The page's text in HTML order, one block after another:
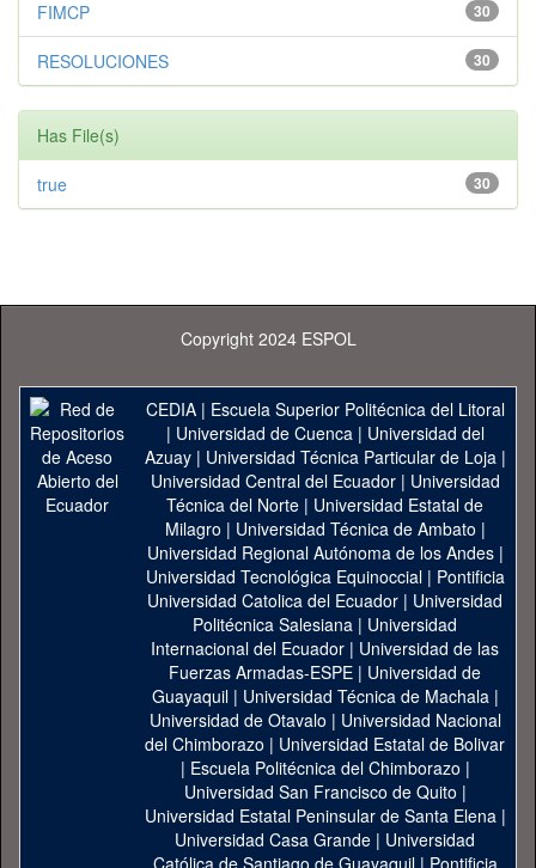
30
FIMCP
30
RESOLUCIONES
Has File(s)
30
true
Copyright 2024 ESPOL
CEDIA| Escuela Superior Politécnica del Litoral
| Universidad de Cuenca| Universidad del
Azuay| Universidad Técnica Particular de Loja|
Universidad Central del Ecuador| Universidad
Técnica del Norte | Universidad Estatal de
Milagro | Universidad Técnica de Ambato |
Universidad Regional Autónoma de los Andes|
Universidad Tecnológica Equinoccial| Pontificia
Universidad Catolica del Ecuador | Universidad
Politécnica Salesiana | Universidad
Internacional del Ecuador | Universidad de las
Fuerzas Armadas-ESPE | Universidad de
Guayaquil| Universidad Técnica de Machala|
Universidad de Otavalo | Universidad Nacional
del Chimborazo | Universidad Estatal de Bolivar
| Escuela Politécnica del Chimborazo |
Universidad San Francisco de Quito |
Universidad Estatal Peninsular de Santa Elena|
Universidad Casa Grande | Universidad
Católica de Santiago de Guayaquil| Pontificia